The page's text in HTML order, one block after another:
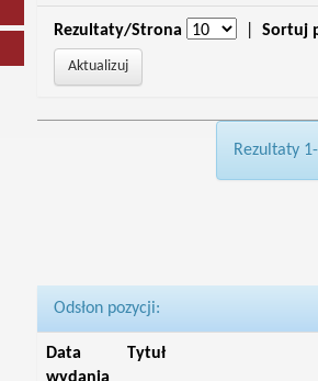
Rezultaty/Strona Sortuj
Rezultaty
Odsłon pozycji:
Data
Tytuł